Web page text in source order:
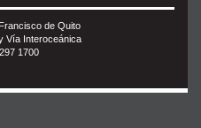
de Quito
Vía Interoceánica
1700